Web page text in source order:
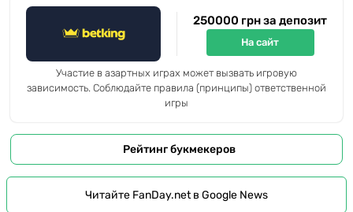
250000 грн за депозит
На сайт
Участие в азартных играх может вызвать игровую
зависимость. Соблюдайте правила (принципы) ответственной
игры
Рейтинг букмекеров
Читайте FanDay.net в Google News